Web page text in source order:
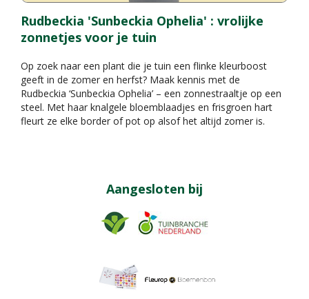
Rudbeckia 'Sunbeckia Ophelia' : vrolijke
zonnetjes voor je tuin
Op zoek naar een plant die je tuin een flinke kleurboost
geeft in de zomer en herfst? Maak kennis met de
Rudbeckia ‘Sunbeckia Ophelia’ – een zonnestraaltje op een
steel. Met haar knalgele bloemblaadjes en frisgroen hart
fleurt ze elke border of pot op alsof het altijd zomer is.
Aangesloten bij